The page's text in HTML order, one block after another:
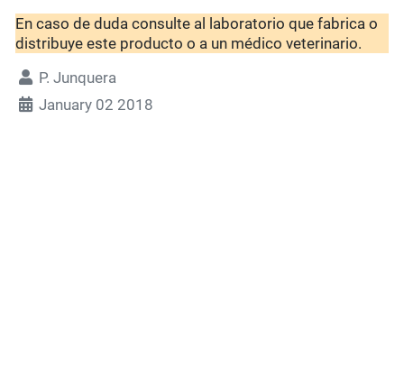
En caso de duda consulte al laboratorio que fabrica o
distribuye este producto o a un médico veterinario.
P. Junquera
January 02 2018